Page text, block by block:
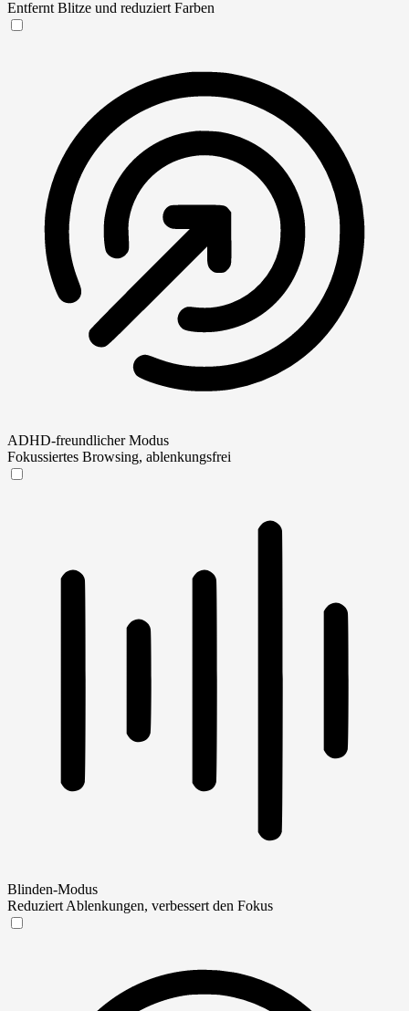
Entfernt Blitze und reduziert Farben
ADHD-freundlicher Modus
Fokussiertes Browsing, ablenkungsfrei
Blinden-Modus
Reduziert Ablenkungen, verbessert den Fokus